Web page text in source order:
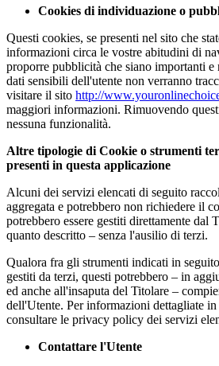
Cookies di individuazione o
Questi cookies, se presenti nel sito che
informazioni circa le vostre abitudini di
proporre pubblicità che siano importanti e
dati sensibili dell'utente non verranno
visitare il sito http://
maggiori informazioni. Rimuovendo
nessuna funzionalità.
Altre tipologie di Cookie o strumenti
presenti in questa applicazione
Alcuni dei servizi elencati di seguito
aggregata e potrebbero non richiedere il
potrebbero essere gestiti direttamente dal
quanto descritto – senza l'ausilio di terzi.
Qualora fra gli strumenti indicati in
gestiti da terzi, questi potrebbero – in
ed anche all'insaputa del Titolare –
dell'Utente. Per informazioni dettagliate
consultare le privacy policy dei servizi
Contattare l'Utente